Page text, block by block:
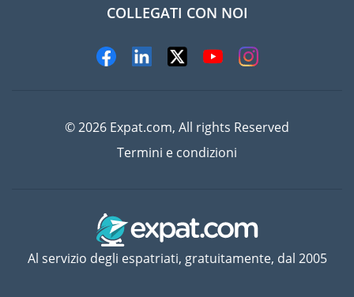
COLLEGATI CON NOI
© 2026 Expat.com, All rights Reserved
Termini e condizioni
Al servizio degli espatriati, gratuitamente, dal 2005